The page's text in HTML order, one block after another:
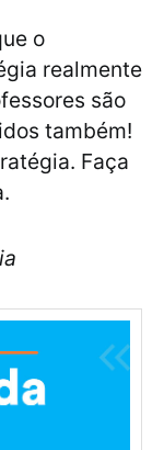
o
realmente
são
também!
Faça